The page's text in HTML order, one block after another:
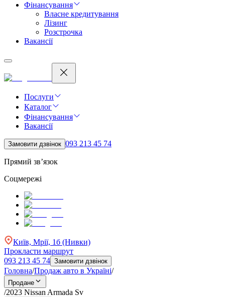
Фінансування
Власне кредитування
Лізинг
Розстрочка
Вакансії
Послуги
Каталог
Фінансування
Вакансії
Замовити дзвінок 093 213 45 74
Прямий зв’язок
Соцмережі
Київ, Мрії, 1б (Нивки)
Прокласти маршрут
093 213 45 74 Замовити дзвінок
Головна/Продаж авто в Україні/
Продане
/2023 Nissan Armada Sv